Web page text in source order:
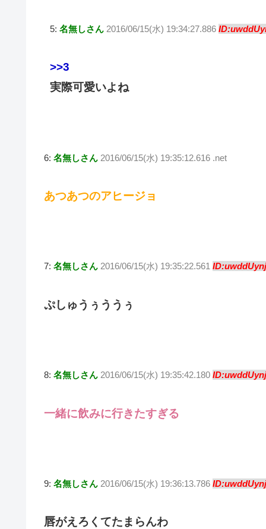
5: 名無しさん 2016/06/15(水) 19:34:27.886
>>3
実際可愛いよね
6: 名無しさん 2016/06/15(水) 19:35:12.616 .net
あつあつのアヒージョ
7: 名無しさん 2016/06/15(水) 19:35:22.561
ぷしゅうぅううぅ
8: 名無しさん 2016/06/15(水) 19:35:42.180
一緒に飲みに行きたすぎる
9: 名無しさん 2016/06/15(水) 19:36:13.786
唇がえろくてたまらんわ